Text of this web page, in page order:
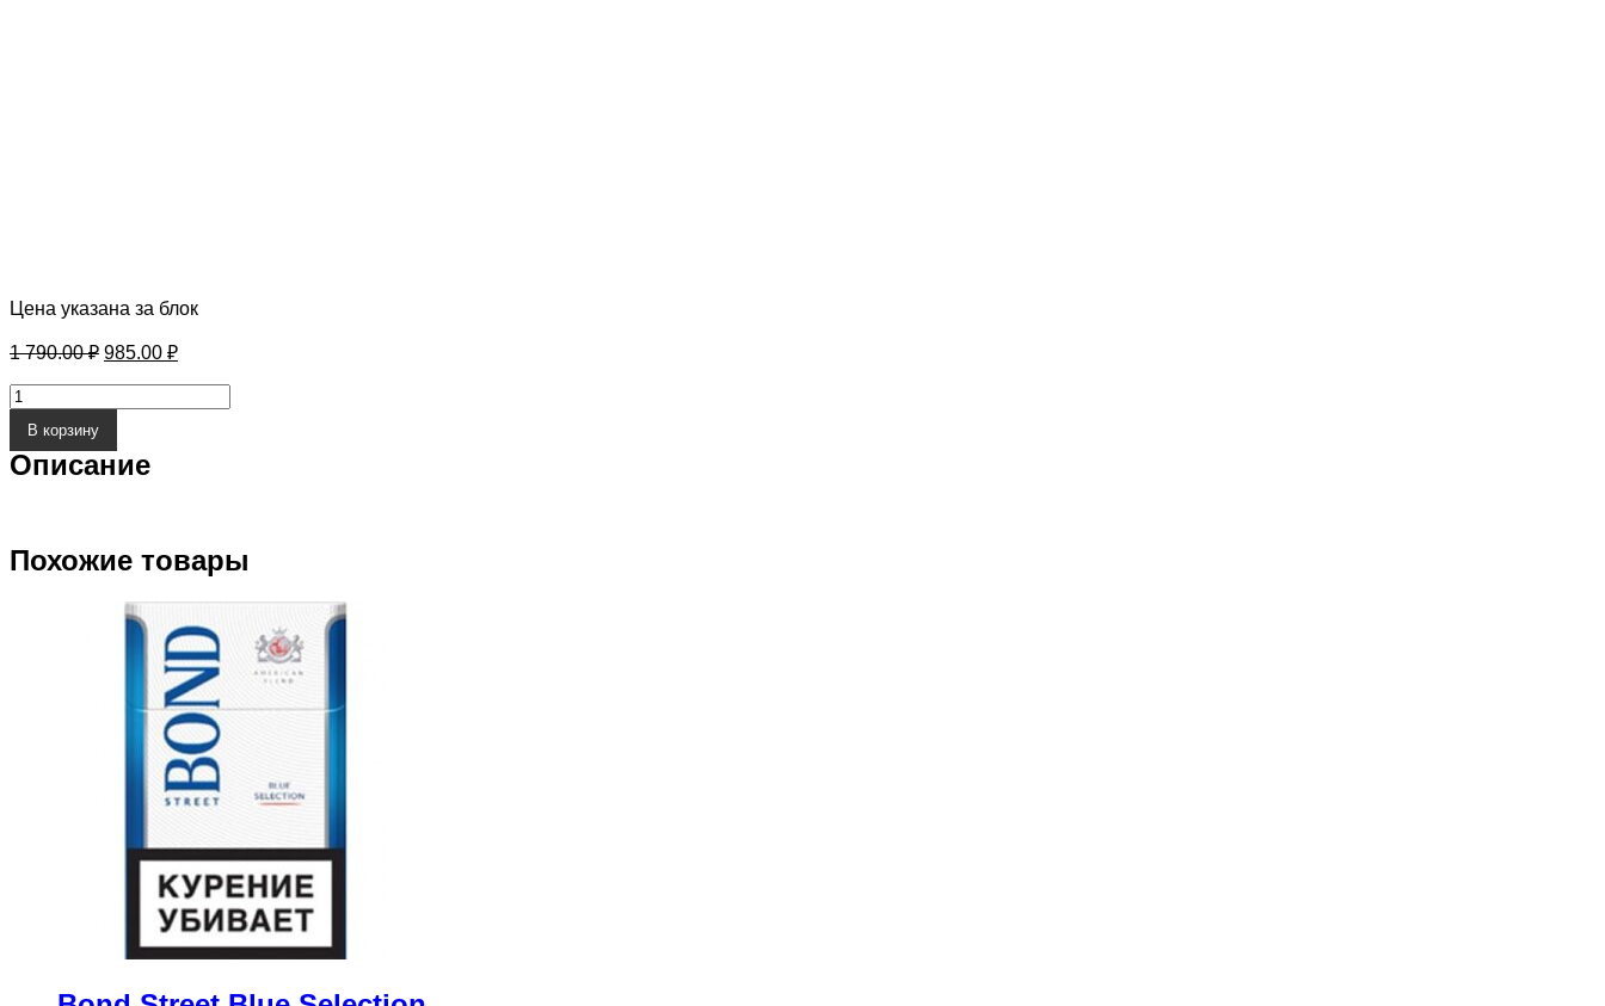
Цена указана за блок
1 790.00₽ Первоначальная
составляла
1
985.00 ₽Текущая
Количество
товара
Bond
Street
Red
В корзину
Описание
Похожие товары